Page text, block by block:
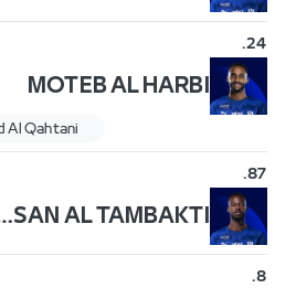
24
.
MOTEB AL HARBI
Al Qahtani
87
.
TAMBAKTI
8
.